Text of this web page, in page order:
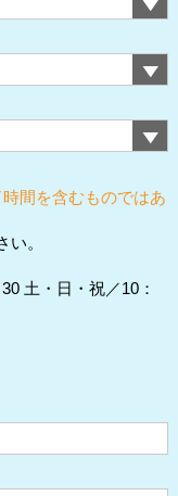
間を含むものではあ
。
土・日・祝／10：